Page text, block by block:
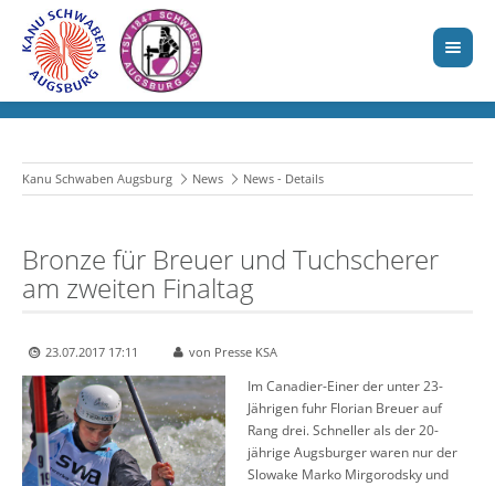
Kanu Schwaben Augsburg News News - Details
Bronze für Breuer und Tuchscherer
am zweiten Finaltag
23.07.2017 17:11 von Presse KSA
Im Canadier-Einer der unter 23-
Jährigen fuhr Florian Breuer auf
Rang drei. Schneller als der 20-
jährige Augsburger waren nur der
Slowake Marko Mirgorodsky und